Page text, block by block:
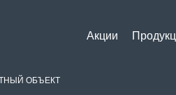
Акции
ОБЪЕКТ